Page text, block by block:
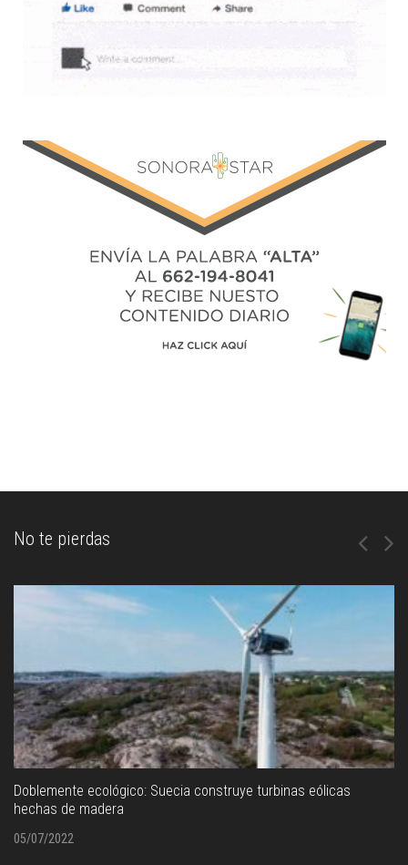
No te pierdas
Doblemente ecológico: Suecia construye turbinas eólicas
hechas de madera
05/07/2022